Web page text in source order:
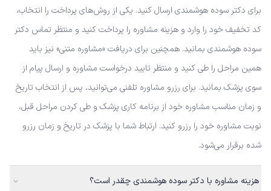
برای دکتر سوده هوشمندی ارسال کنید. یکی از روش‌های پرداخت را انتخاب،
کد تخفیف خود را وارد و هزینه مشاوره را پرداخت کنید و منتظر تماس دکتر
سوده هوشمندی بمانید. همچنین برای دریافت «مشاوره متنی» نیز باید
همین مراحل را طی کنید و منتظر تایید درخواست مشاوره و ارسال پیام از
سوی پزشک بمانید. برای رزرو مشاوره تلفنی می‌توانید، پس از انتخاب تاریخ
و زمان مناسب مشاوره خود از برنامه کاری پزشک و طی کردن مراحل قبل،
نوبت مشاوره خود را رزرو کنید. ارتباط شما با پزشک در تاریخ و زمان رزرو
شده برقرار می‌شود.
هزینه مشاوره با دکتر سوده هوشمندی چقدر است؟